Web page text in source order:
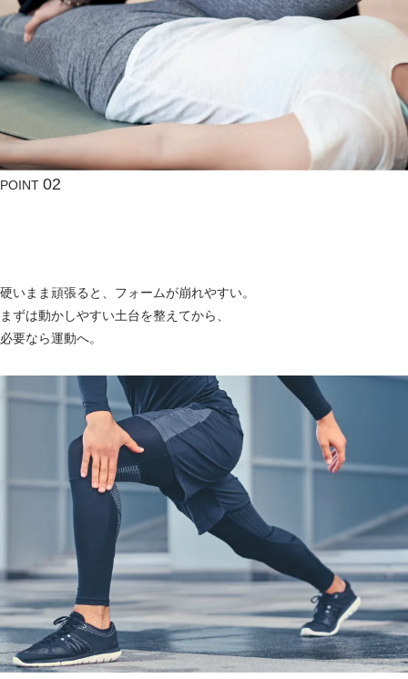
POINT 02
硬いまま頑張ると、フォームが崩れやすい。
まずは動かしやすい土台を整えてから、
必要なら運動へ。